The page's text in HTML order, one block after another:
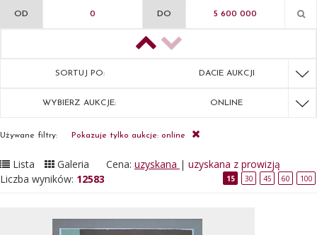
OD DO
SORTUJ PO: DACIE AUKCJI
WYBIERZ AUKCJE: ONLINE
Używane filtry: Pokazuje tylko aukcje: online
Lista Galeria Cena: uzyskana | uzyskana z prowizją
Liczba wyników: 12583 15 30 45 60 100